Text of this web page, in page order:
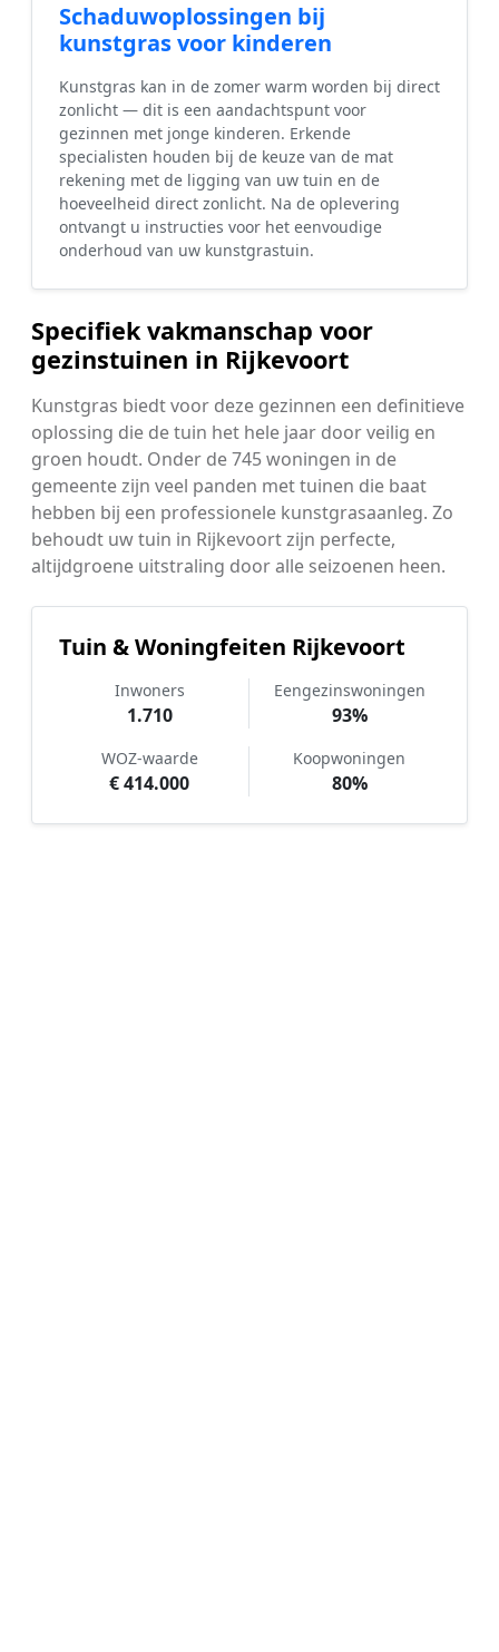
Schaduwoplossingen bij
kunstgras voor kinderen
Kunstgras kan in de zomer warm worden bij direct
zonlicht — dit is een aandachtspunt voor
gezinnen met jonge kinderen. Erkende
specialisten houden bij de keuze van de mat
rekening met de ligging van uw tuin en de
hoeveelheid direct zonlicht. Na de oplevering
ontvangt u instructies voor het eenvoudige
onderhoud van uw kunstgrastuin.
Specifiek vakmanschap voor
gezinstuinen in Rijkevoort
Kunstgras biedt voor deze gezinnen een definitieve
oplossing die de tuin het hele jaar door veilig en
groen houdt. Onder de 745 woningen in de
gemeente zijn veel panden met tuinen die baat
hebben bij een professionele kunstgrasaanleg. Zo
behoudt uw tuin in Rijkevoort zijn perfecte,
altijdgroene uitstraling door alle seizoenen heen.
Tuin & Woningfeiten Rijkevoort
Inwoners
1.710
Eengezinswoningen
93%
WOZ-waarde
€ 414.000
Koopwoningen
80%